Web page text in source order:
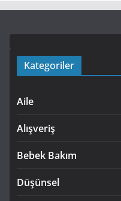
Kategoriler
Aile
Alışveriş
Bebek Bakım
Düşünsel